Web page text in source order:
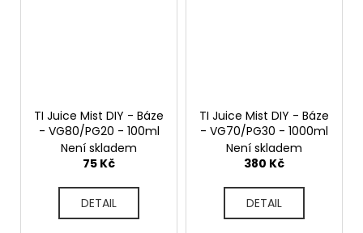
TI Juice Mist DIY - Báze
- VG80/PG20 - 100ml
Není skladem
75 Kč
DETAIL
TI Juice Mist DIY - Báze
- VG70/PG30 - 1000ml
Není skladem
380 Kč
DETAIL